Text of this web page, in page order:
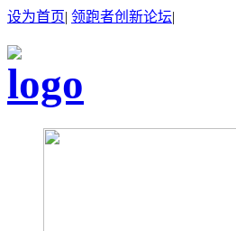
设为首页| 领跑者创新论坛|